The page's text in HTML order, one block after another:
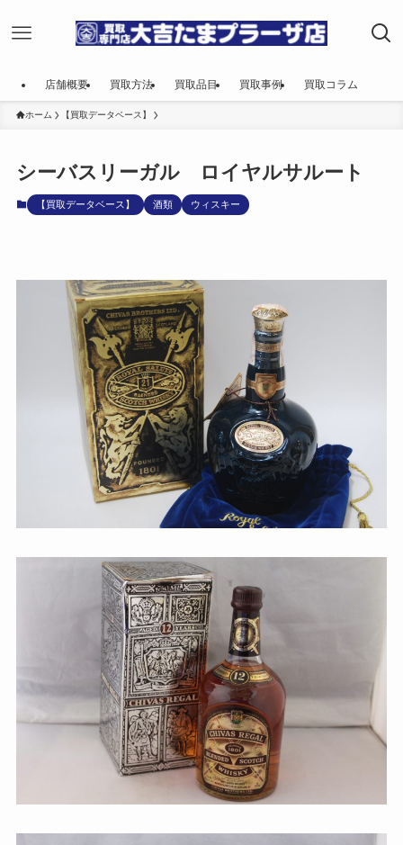
店舗概要 買取方法 買取品目 買取事例 買取コラム
ホーム 【買取データベース】
シーバスリーガル ロイヤルサルート
【買取データベース】 酒類 ウィスキー